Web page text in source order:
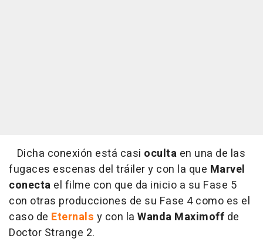
Dicha conexión está casi oculta en una de las
fugaces escenas del tráiler y con la que Marvel
conecta el filme con que da inicio a su Fase 5
con otras producciones de su Fase 4 como es el
caso de Eternals y con la Wanda Maximoff de
Doctor Strange 2.